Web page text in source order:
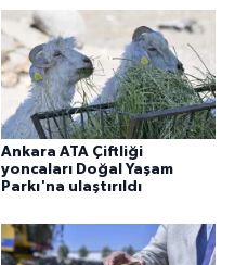
Ankara ATA Çiftliği
yoncaları Doğal Yaşam
Parkı'na ulaştırıldı